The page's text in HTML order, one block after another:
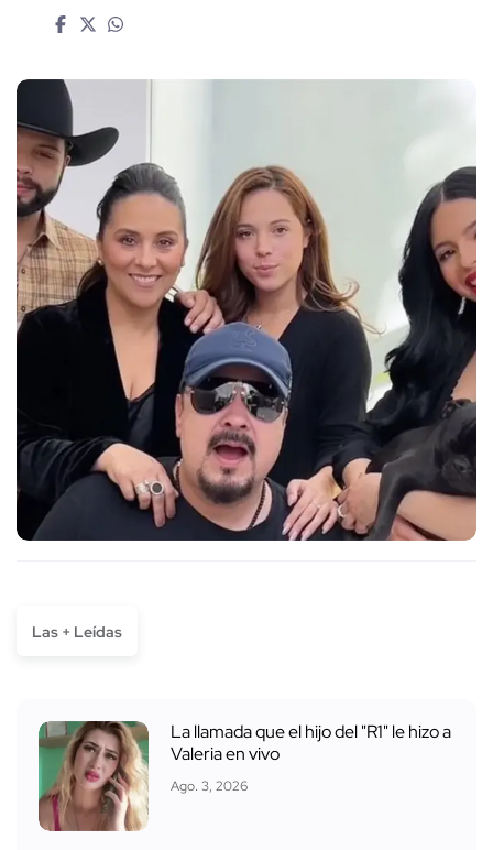
Las + Leídas
La llamada que el hijo del "R1" le hizo a
Valeria en vivo
Ago. 3, 2026